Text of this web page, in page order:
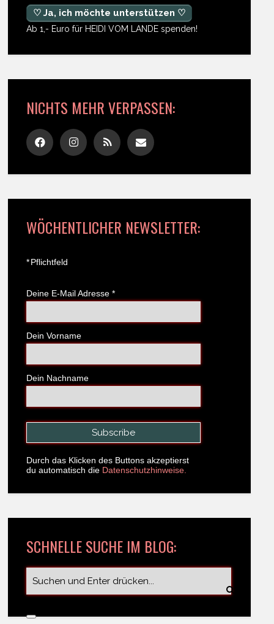
♡ Ja, ich möchte unterstützen ♡
Ab 1,- Euro für HEIDI VOM LANDE spenden!
NICHTS MEHR VERPASSEN:
WÖCHENTLICHER NEWSLETTER:
*Pflichtfeld
Deine E-Mail Adresse *
Dein Vorname
Dein Nachname
Durch das Klicken des Buttons akzeptierst
du automatisch die Datenschutzhinweise.
SCHNELLE SUCHE IM BLOG: